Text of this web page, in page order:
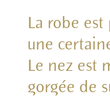
La robe
une
Le nez est
gorgée de